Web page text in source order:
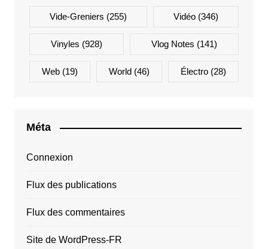
Vide-Greniers (255) Vidéo (346)
Vinyles (928) Vlog Notes (141)
Web(19) World (46) Électro (28)
Méta
Connexion
Flux des publications
Flux des commentaires
Site de WordPress-FR